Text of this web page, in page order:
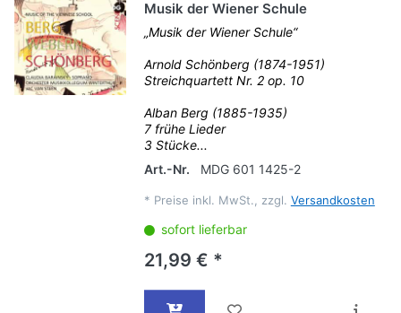
Musik der Wiener Schule
„Musik der Wiener Schule“
Arnold Schönberg (1874-1951)
Streichquartett Nr. 2 op. 10
Alban Berg (1885-1935)
7 frühe Lieder
3 Stücke...
Art.-Nr.
MDG 601 1425-2
* Preise inkl. MwSt., zzgl. Versandkosten
sofort lieferbar
21,99 € *